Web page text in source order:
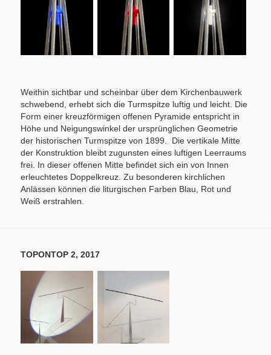
Weithin sichtbar und scheinbar über dem Kirchenbauwerk
schwebend, erhebt sich die Turmspitze luftig und leicht. Die
Form einer kreuzförmigen offenen Pyramide entspricht in
Höhe und Neigungswinkel der ursprünglichen Geometrie
der historischen Turmspitze von 1899. Die vertikale Mitte
der Konstruktion bleibt zugunsten eines luftigen Leerraums
frei. In dieser offenen Mitte befindet sich ein von Innen
erleuchtetes Doppelkreuz. Zu besonderen kirchlichen
Anlässen können die liturgischen Farben Blau, Rot und
Weiß erstrahlen.
TOPONTOP 2, 2017